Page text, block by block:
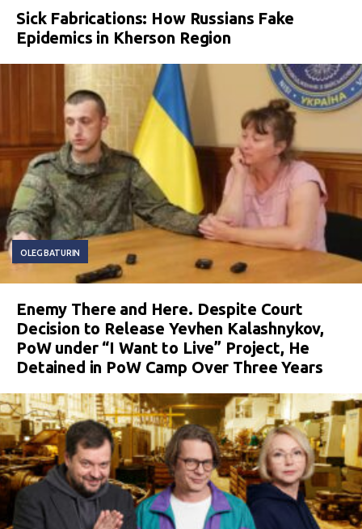
Sick Fabrications: How Russians Fake
Epidemics in Kherson Region
OLEG BATURIN
Enemy There and Here. Despite Court
Decision to Release Yevhen Kalashnykov,
PoW under “I Want to Live” Project, He
Detained in PoW Camp Over Three Years